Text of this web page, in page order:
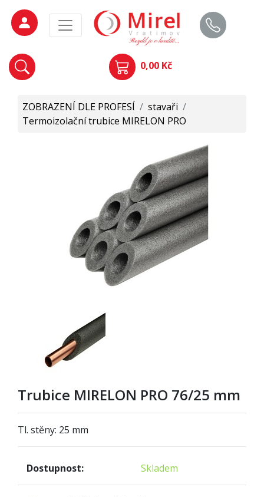
0,00 Kč
ZOBRAZENÍ DLE PROFESÍ / stavaři /
Termoizolační trubice MIRELON PRO
Trubice MIRELON PRO 76/25 mm
Tl. stěny: 25 mm
Dostupnost: Skladem